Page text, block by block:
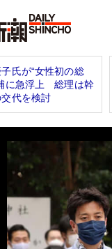
氏が“女性初の総
に急浮上 総理は幹
代を検討